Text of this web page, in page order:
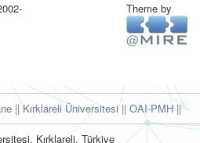
Theme by
|| Kırklareli Üniversitesi || OAI-PMH ||
Kırklareli, Türkiye